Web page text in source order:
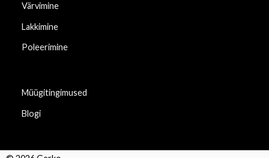
Värvimine
Lakkimine
Poleerimine
Müügitingimused
Blogi